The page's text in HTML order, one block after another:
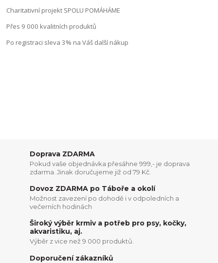
Charitativní projekt SPOLU POMÁHÁME
Přes 9 000 kvalitních produktů
Po registraci sleva 3% na Váš další nákup
Doprava ZDARMA
Pokud vaše objednávka přesáhne 999,- je doprava
zdarma. Jinak doručujeme již od 79 Kč.
Dovoz ZDARMA po Táboře a okolí
Možnost zavezení po dohodě i v odpoledních a
večerních hodinách
Široký výběr krmiv a potřeb pro psy, kočky,
akvaristiku, aj.
Výběr z vice než 9 000 produktů.
Doporučení zákazníků